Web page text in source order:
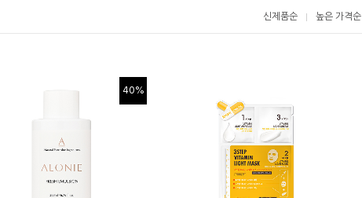
신제품순 높은 가격순
40%